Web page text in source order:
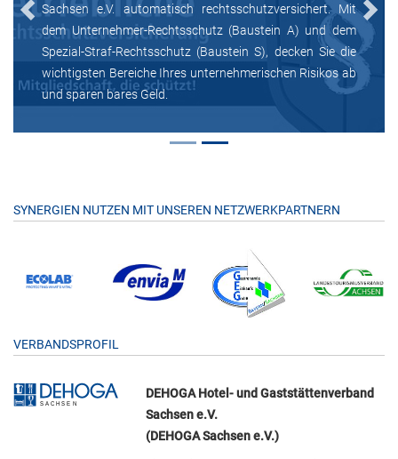
Sachsen e.V. automatisch rechtsschutzversichert. Mit
dem Unternehmer-Rechtsschutz (Baustein A) und dem
Spezial-Straf-Rechtsschutz (Baustein S), decken Sie die
wichtigsten Bereiche Ihres unternehmerischen Risikos ab
und sparen bares Geld.
Previous Next
SYNERGIEN NUTZEN MIT UNSEREN NETZWERKPARTNERN
VERBANDSPROFIL
DEHOGA Hotel- und Gaststättenverband
Sachsen e.V.
(DEHOGA Sachsen e.V.)